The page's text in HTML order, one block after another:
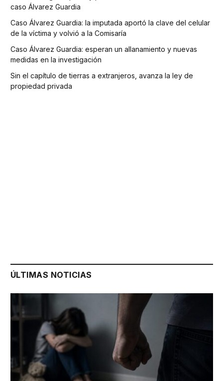
caso Álvarez Guardia
Caso Álvarez Guardia: la imputada aportó la clave del celular
de la víctima y volvió a la Comisaría
Caso Álvarez Guardia: esperan un allanamiento y nuevas
medidas en la investigación
Sin el capítulo de tierras a extranjeros, avanza la ley de
propiedad privada
ÚLTIMAS NOTICIAS